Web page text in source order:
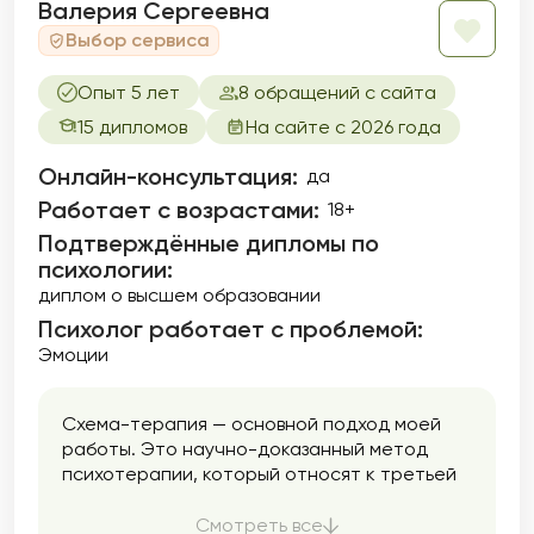
убеждениями, бессознательным. Важно
помнить, что решая свои внутренние
мосты для разрешения своих внешних
проблем.
Валерия Сергеевна
Выбор сервиса
Опыт 5 лет
8 обращений с сайта
15 дипломов
На сайте с 2026 года
Онлайн-консультация: да
Работает с возрастами: 18+
Подтверждённые дипломы по
психологии:
диплом о высшем образовании
Психолог работает с проблемой:
Эмоции
Схема-терапия — основной подход моей
работы. Это научно-доказанный метод
психотерапии, который относят к третьей
Что это значит? Что в работе я как
Смотреть все